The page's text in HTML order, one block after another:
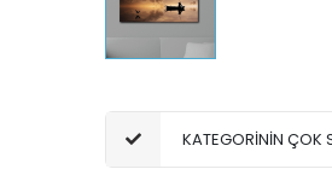
KATEGORİNİN ÇOK